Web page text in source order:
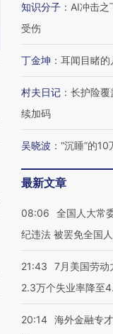
知识分子 ： AI冲击之
受伤
丁金坤 ： 耳闻目睹的
村夫日记 ： 长护险覆
续加码
吴晓波 ： “沉睡”的
最新文章
08:06
全国人大常
纪违法 被罢免全国
21:43
7月美国劳动
2.3万个失业率降至
20:14 海外金融专